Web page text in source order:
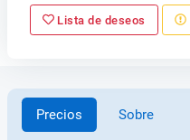
Lista de deseos
Precios Sobre